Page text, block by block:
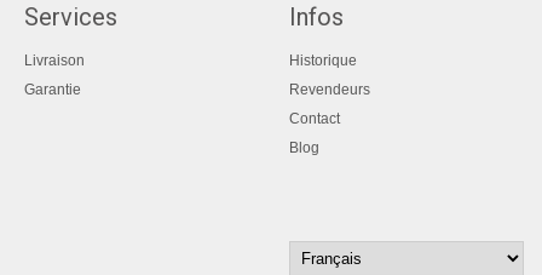
Services
Livraison
Garantie
Infos
Historique
Revendeurs
Contact
Blog